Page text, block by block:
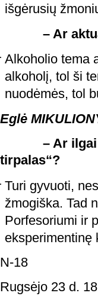
išgėrusių
– Ar
Alkoholio tema
alkoholį, tol ši
nuodėmės, tol
Eglė
– Ar ilgai
tirpalas“?
Turi gyvuoti,
žmogiška. Tad
Porfesoriumi ir
N-18
Rugsėjo 23 d.